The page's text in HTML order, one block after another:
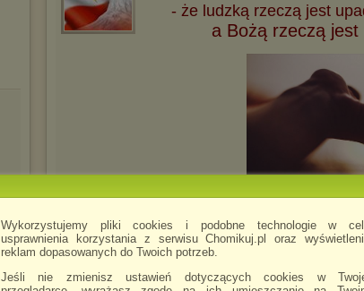
Wykorzystujemy pliki cookies i podobne technologie w
usprawnienia korzystania z serwisu Chomikuj.pl oraz
reklam dopasowanych do Twoich potrzeb.
Jeśli nie zmienisz ustawień dotyczących cookies w
- że ludzką rzeczą jest
a Bożą rzeczą
Przez noc
Przez